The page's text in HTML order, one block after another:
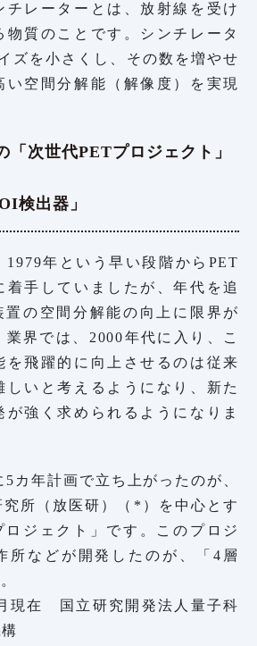
チレーターとは、放射線を受け
物質のことです。シンチレータ
ズを小さくし、その数を増やせ
い空間分解能（解像度）を実現
「次世代PETプロジェクト」
検出器」
1979年という早い段階からPET
着手していましたが、年代を追
置の空間分解能の向上に限界が
業界では、2000年代に入り、こ
を飛躍的に向上させるのは従来
しいと考えるようになり、新た
が強く求められるようになりま
カ年計画で立ち上がったのが、
所（放医研）（*）を中心とす
ロジェクト」です。このプロジ
所などが開発したのが、「4層
現在 国立研究開発法人量子科